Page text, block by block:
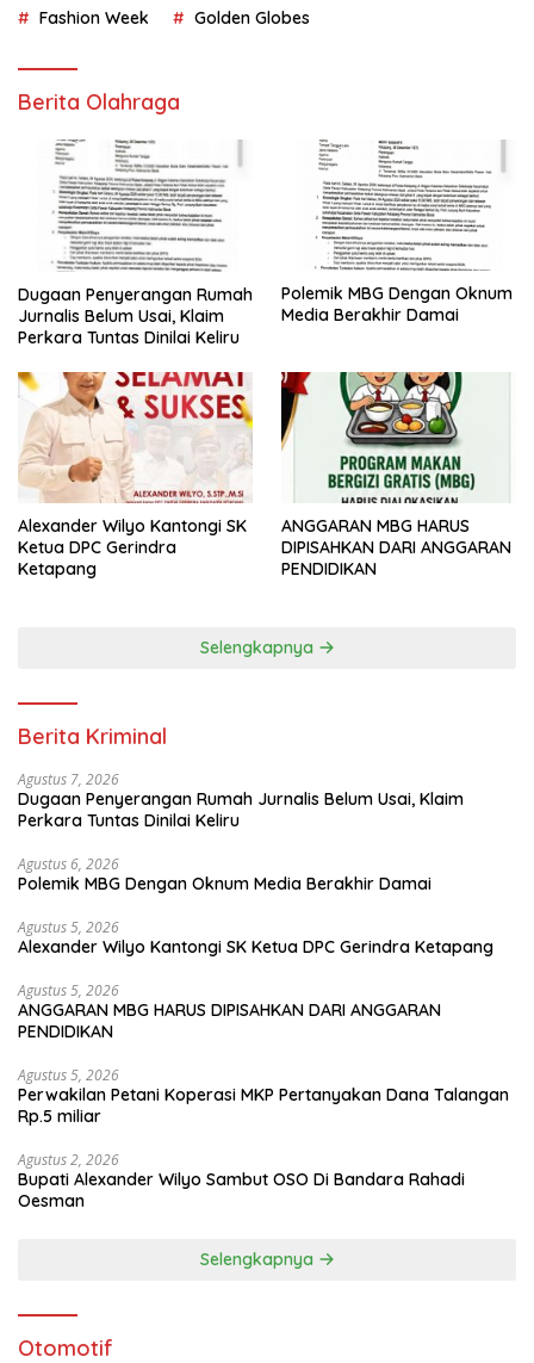
Fashion Week Golden Globes
Berita Olahraga
Dugaan Penyerangan Rumah
Jurnalis Belum Usai, Klaim
Perkara Tuntas Dinilai Keliru
Polemik MBG Dengan Oknum
Media Berakhir Damai
Alexander Wilyo Kantongi SK
Ketua DPC Gerindra
Ketapang
ANGGARAN MBG HARUS
DIPISAHKAN DARI ANGGARAN
PENDIDIKAN
Selengkapnya
Berita Kriminal
Agustus 7, 2026
Dugaan Penyerangan Rumah Jurnalis Belum Usai, Klaim
Perkara Tuntas Dinilai Keliru
Agustus 6, 2026
Polemik MBG Dengan Oknum Media Berakhir Damai
Agustus 5, 2026
Alexander Wilyo Kantongi SK Ketua DPC Gerindra Ketapang
Agustus 5, 2026
ANGGARAN MBG HARUS DIPISAHKAN DARI ANGGARAN
PENDIDIKAN
Agustus 5, 2026
Perwakilan Petani Koperasi MKP Pertanyakan Dana Talangan
Rp.5 miliar
Agustus 2, 2026
Bupati Alexander Wilyo Sambut OSO Di Bandara Rahadi
Oesman
Selengkapnya
Otomotif